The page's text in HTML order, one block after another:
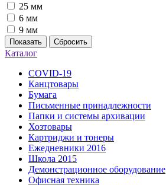
25 мм
6 мм
9 мм
Показать Сбросить
Каталог
COVID-19
Канцтовары
Бумага
Письменные принадлежности
Папки и системы архивации
Хозтовары
Картриджи и тонеры
Ежедневники 2016
Школа 2015
Демонстрационное оборудование
Офисная техника